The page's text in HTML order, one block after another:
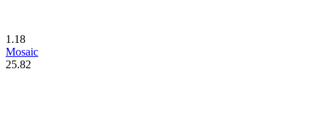
1.18
Mosaic
25.82